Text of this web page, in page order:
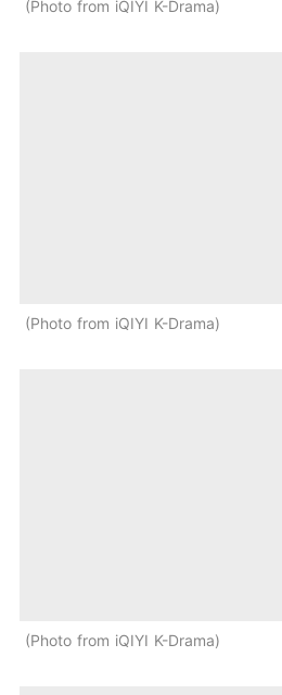
Photo from iQIYI K-Drama
Photo from iQIYI K-Drama
Photo from iQIYI K-Drama